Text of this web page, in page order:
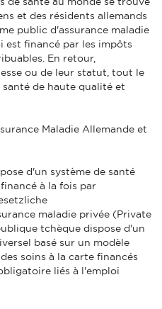
et des résidents allemands
public d'assurance maladie
est financé par les impôts
En retour,
ou de leur statut, tout le
santé de haute qualité et
Maladie Allemande et
d'un système de santé
à la fois par
maladie privée (Private
tchèque dispose d'un
basé sur un modèle
soins à la carte financés
liés à l'emploi